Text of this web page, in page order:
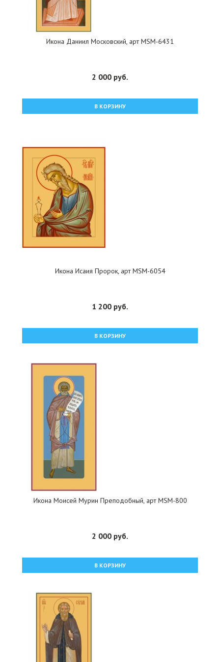
Икона Даниил Московский, арт MSM-6431
2 000 руб.
В КОРЗИНУ
Икона Исаия Пророк, арт MSM-6054
1 200 руб.
В КОРЗИНУ
Икона Моисей Мурин Преподобный, арт MSM-800
2 000 руб.
В КОРЗИНУ